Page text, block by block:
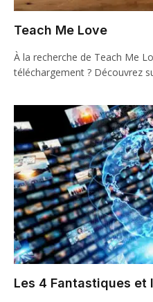
Teach Me Love
À la recherche de Teach Me
téléchargement ? Découvrez
Les 4 Fantastiques et